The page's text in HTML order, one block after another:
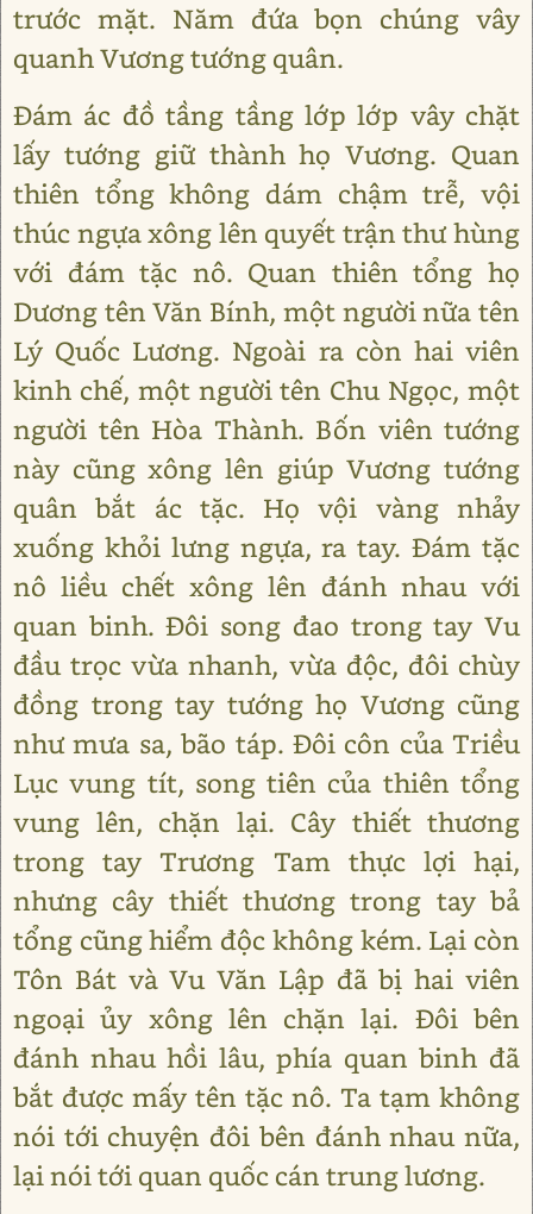
trước mặt. Năm đứa bọn chúng vây
quanh Vương tướng quân.
Đám ác đồ tầng tầng lớp lớp vây chặt
lấy tướng giữ thành họ Vương. Quan
thiên tổng không dám chậm trễ, vội
thúc ngựa xông lên quyết trận thư hùng
với đám tặc nô. Quan thiên tổng họ
Dương tên Văn Bính, một người nữa tên
Lý Quốc Lương. Ngoài ra còn hai viên
kinh chế, một người tên Chu Ngọc, một
người tên Hòa Thành. Bốn viên tướng
này cũng xông lên giúp Vương tướng
quân bắt ác tặc. Họ vội vàng nhảy
xuống khỏi lưng ngựa, ra tay. Đám tặc
nô liều chết xông lên đánh nhau với
quan binh. Đôi song đao trong tay Vu
đầu trọc vừa nhanh, vừa độc, đôi chùy
đồng trong tay tướng họ Vương cũng
như mưa sa, bão táp. Đôi côn của Triều
Lục vung tít, song tiên của thiên tổng
vung lên, chặn lại. Cây thiết thương
trong tay Trương Tam thực lợi hại,
nhưng cây thiết thương trong tay bả
tổng cũng hiểm độc không kém. Lại còn
Tôn Bát và Vu Văn Lập đã bị hai viên
ngoại ủy xông lên chặn lại. Đôi bên
đánh nhau hồi lâu, phía quan binh đã
bắt được mấy tên tặc nô. Ta tạm không
nói tới chuyện đôi bên đánh nhau nữa,
lại nói tới quan quốc cán trung lương.